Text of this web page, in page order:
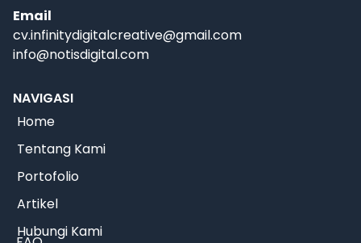
Email
cv.infinitydigitalcreative@gmail.com
info@notisdigital.com
NAVIGASI
Home
Tentang Kami
Portofolio
Artikel
Hubungi Kami